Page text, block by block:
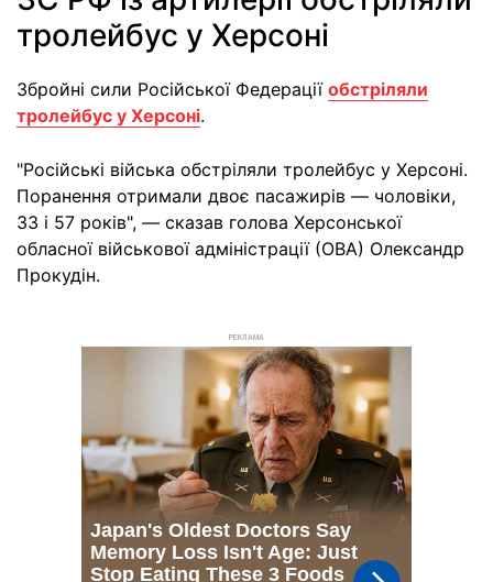
тролейбус у Херсоні
Збройні сили Російської Федерації обстріляли
тролейбус у Херсоні.
"Російські війська обстріляли тролейбус у Херсоні.
Поранення отримали двоє пасажирів — чоловіки,
33 і 57 років", — сказав голова Херсонської
обласної військової адміністрації (ОВА) Олександр
Прокудін.
РЕКЛАМА